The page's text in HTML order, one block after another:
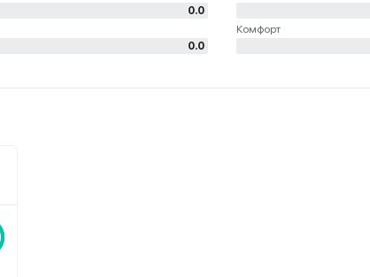
0.0
0.0
Комфорт